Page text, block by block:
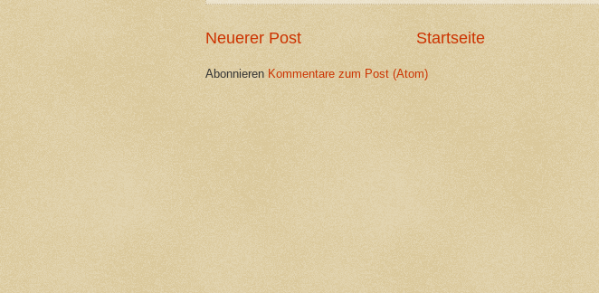
Neuerer Post Startseite
Abonnieren Kommentare zum Post (Atom)